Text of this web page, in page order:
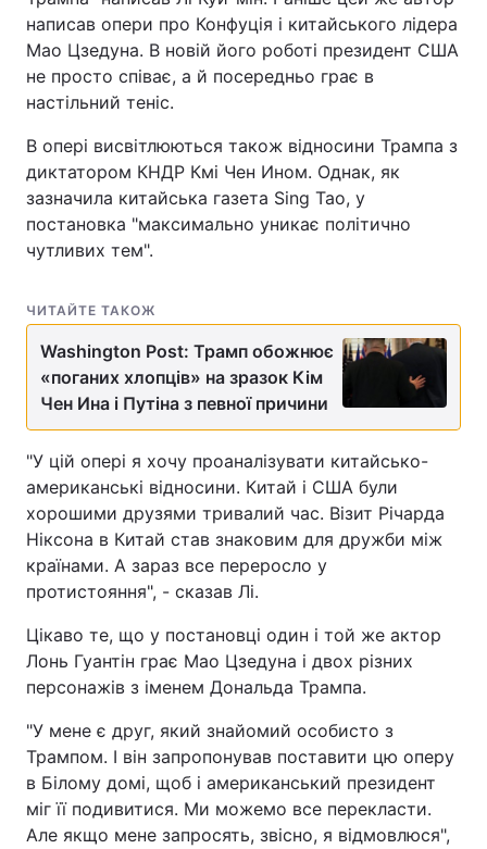
написав опери про Конфуція і китайського лідера
Мао Цзедуна. В новій його роботі президент США
не просто співає, а й посередньо грає в
настільний теніс.
В опері висвітлюються також відносини Трампа з
диктатором КНДР Кмі Чен Ином. Однак, як
зазначила китайська газета Sing Tao, у
постановка "максимально уникає політично
чутливих тем".
ЧИТАЙТЕ ТАКОЖ
Washington Post: Трамп обожнює
«поганих хлопців» на зразок Кім
Чен Ина і Путіна з певної причини
"У цій опері я хочу проаналізувати китайсько-
американські відносини. Китай і США були
хорошими друзями тривалий час. Візит Річарда
Ніксона в Китай став знаковим для дружби між
країнами. А зараз все переросло у
протистояння", - сказав Лі.
Цікаво те, що у постановці один і той же актор
Лонь Гуантін грає Мао Цзедуна і двох різних
персонажів з іменем Дональда Трампа.
"У мене є друг, який знайомий особисто з
Трампом. І він запропонував поставити цю оперу
в Білому домі, щоб і американський президент
міг її подивитися. Ми можемо все перекласти.
Але якщо мене запросять, звісно, я відмовлюся",